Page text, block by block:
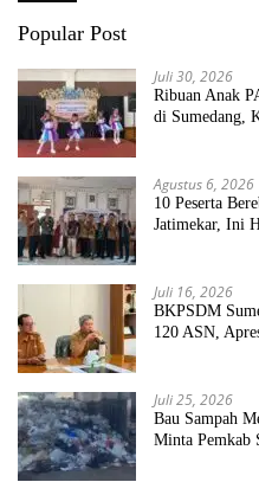
Popular Post
Juli 30, 2026
Ribuan Anak
di Sumedang,
Agustus 6, 2026
10 Peserta
Jatimekar, Ini
Juli 16, 2026
BKPSDM
120 ASN,
Juli 25, 2026
Bau Sampah
Minta Pemkab